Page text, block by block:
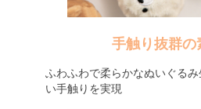
手触り抜群の
ふわふわで柔らかなぬいぐる
い手触りを実現